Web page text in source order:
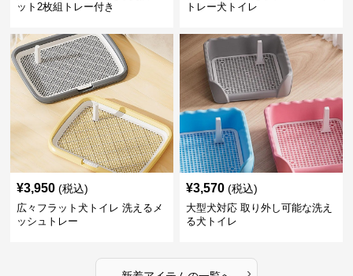
ット2枚組トレー付き
トレー犬トイレ
¥3,950 (税込)
広々フラット犬トイレ 洗えるメ
ッシュトレー
¥3,570 (税込)
大型犬対応 取り外し可能な洗え
る犬トイレ
›